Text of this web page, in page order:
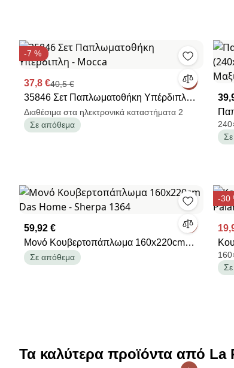
-7 %
37,8 €40,5 €
35846 Σετ Παπλωματοθήκη Υπέρδιπλη -
Mocca
Διαθέσιμα στα ηλεκτρονικά καταστήματα 2
Σε απόθεμα
2
59,92 €
Μονό Κουβερτοπάπλωμα 160x220cm
Das Home - Sherpa 1364
Σε απόθεμα
-30
Τα καλύτερα προϊόντα από La